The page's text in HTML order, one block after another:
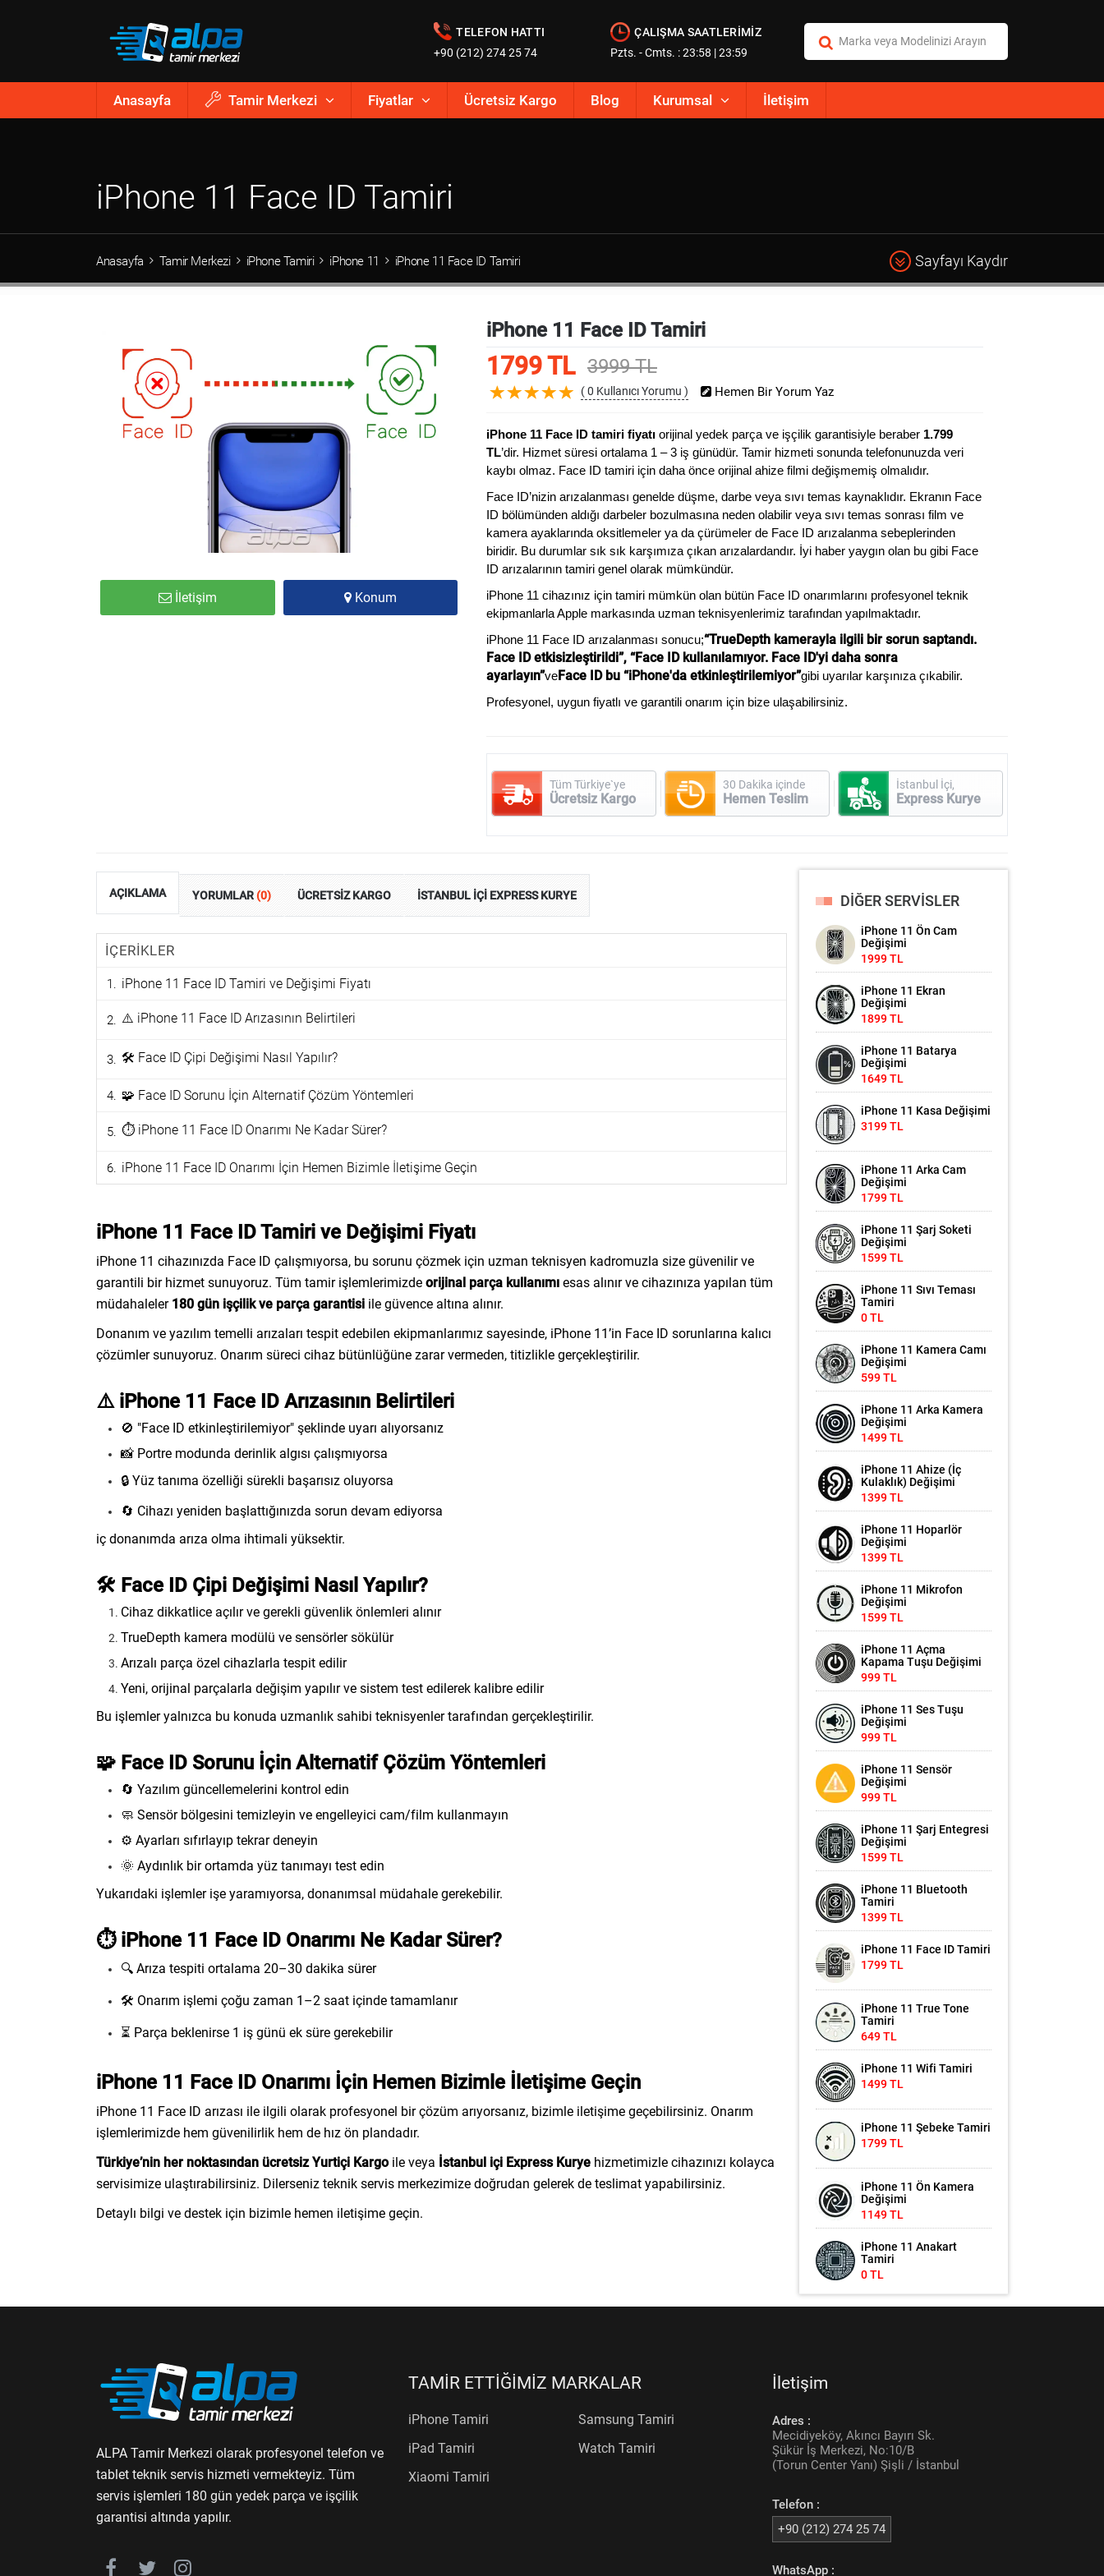
ÇALIŞMA SAATLERİMİZ
Pzts. - Cmts. : 23:58 | 23:59
TELEFON HATTI
+90 (212) 274 25 74
Anasayfa Tamir Merkezi Fiyatlar Ücretsiz Kargo Blog Kurumsal İletişim
iPhone 11 Face ID Tamiri
Anasayfa Tamir Merkezi iPhone Tamiri iPhone 11 iPhone 11 Face ID Tamiri Sayfayı Kaydır
İletişim Konum
iPhone 11 Face ID Tamiri
1799 TL 3999 TL
( 0 Kullanıcı Yorumu ) Hemen Bir Yorum Yaz
iPhone 11 Face ID tamiri fiyatı orijinal yedek parça ve işçilik garantisiyle beraber 1.799
TL’dir. Hizmet süresi ortalama 1 – 3 iş günüdür. Tamir hizmeti sonunda telefonunuzda veri
kaybı olmaz. Face ID tamiri için daha önce orijinal ahize filmi değişmemiş olmalıdır.
Face ID’nizin arızalanması genelde düşme, darbe veya sıvı temas kaynaklıdır. Ekranın Face
ID bölümünden aldığı darbeler bozulmasına neden olabilir veya sıvı temas sonrası film ve
kamera ayaklarında oksitlemeler ya da çürümeler de Face ID arızalanma sebeplerinden
biridir. Bu durumlar sık sık karşımıza çıkan arızalardandır. İyi haber yaygın olan bu gibi Face
ID arızalarının tamiri genel olarak mümkündür.
iPhone 11 cihazınız için tamiri mümkün olan bütün Face ID onarımlarını profesyonel teknik
ekipmanlarla Apple markasında uzman teknisyenlerimiz tarafından yapılmaktadır.
iPhone 11 Face ID arızalanması sonucu;“TrueDepth kamerayla ilgili bir sorun saptandı.
Face ID etkisizleştirildi”, “Face ID kullanılamıyor. Face ID'yi daha sonra
ayarlayın”veFace ID bu “iPhone'da etkinleştirilemiyor”gibi uyarılar karşınıza çıkabilir.
Profesyonel, uygun fiyatlı ve garantili onarım için bize ulaşabilirsiniz.
Tüm Türkiye`ye
Ücretsiz Kargo
30 Dakika içinde
Hemen Teslim
İstanbul İçi,
Express Kurye
AÇIKLAMA YORUMLAR(0) ÜCRETSİZ KARGO İSTANBUL İÇİ EXPRESS KURYE
İÇERİKLER
iPhone 11 Face ID Tamiri ve Değişimi Fiyatı
⚠️ iPhone 11 Face ID Arızasının Belirtileri
🛠️ Face ID Çipi Değişimi Nasıl Yapılır?
🧩 Face ID Sorunu İçin Alternatif Çözüm Yöntemleri
⏱️ iPhone 11 Face ID Onarımı Ne Kadar Sürer?
iPhone 11 Face ID Onarımı İçin Hemen Bizimle İletişime Geçin
iPhone 11 Face ID Tamiri ve Değişimi Fiyatı
iPhone 11 cihazınızda Face ID çalışmıyorsa, bu sorunu çözmek için uzman teknisyen kadromuzla size güvenilir ve
garantili bir hizmet sunuyoruz. Tüm tamir işlemlerimizde orijinal parça kullanımı esas alınır ve cihazınıza yapılan tüm
müdahaleler 180 gün işçilik ve parça garantisi ile güvence altına alınır.
Donanım ve yazılım temelli arızaları tespit edebilen ekipmanlarımız sayesinde, iPhone 11’in Face ID sorunlarına kalıcı
çözümler sunuyoruz. Onarım süreci cihaz bütünlüğüne zarar vermeden, titizlikle gerçekleştirilir.
⚠️ iPhone 11 Face ID Arızasının Belirtileri
🚫 "Face ID etkinleştirilemiyor" şeklinde uyarı alıyorsanız
📸 Portre modunda derinlik algısı çalışmıyorsa
🔒 Yüz tanıma özelliği sürekli başarısız oluyorsa
🔄 Cihazı yeniden başlattığınızda sorun devam ediyorsa
iç donanımda arıza olma ihtimali yüksektir.
🛠️ Face ID Çipi Değişimi Nasıl Yapılır?
Cihaz dikkatlice açılır ve gerekli güvenlik önlemleri alınır
TrueDepth kamera modülü ve sensörler sökülür
Arızalı parça özel cihazlarla tespit edilir
Yeni, orijinal parçalarla değişim yapılır ve sistem test edilerek kalibre edilir
Bu işlemler yalnızca bu konuda uzmanlık sahibi teknisyenler tarafından gerçekleştirilir.
🧩 Face ID Sorunu İçin Alternatif Çözüm Yöntemleri
🔄 Yazılım güncellemelerini kontrol edin
🧼 Sensör bölgesini temizleyin ve engelleyici cam/film kullanmayın
⚙️ Ayarları sıfırlayıp tekrar deneyin
🌞 Aydınlık bir ortamda yüz tanımayı test edin
Yukarıdaki işlemler işe yaramıyorsa, donanımsal müdahale gerekebilir.
⏱️ iPhone 11 Face ID Onarımı Ne Kadar Sürer?
🔍 Arıza tespiti ortalama 20–30 dakika sürer
🛠️ Onarım işlemi çoğu zaman 1–2 saat içinde tamamlanır
⏳ Parça beklenirse 1 iş günü ek süre gerekebilir
iPhone 11 Face ID Onarımı İçin Hemen Bizimle İletişime Geçin
iPhone 11 Face ID arızası ile ilgili olarak profesyonel bir çözüm arıyorsanız, bizimle iletişime geçebilirsiniz. Onarım
işlemlerimizde hem güvenilirlik hem de hız ön plandadır.
Türkiye’nin her noktasından ücretsiz Yurtiçi Kargoile veya İstanbul içi Express Kurye hizmetimizle cihazınızı kolayca
servisimize ulaştırabilirsiniz. Dilerseniz teknik servis merkezimize doğrudan gelerek de teslimat yapabilirsiniz.
Detaylı bilgi ve destek için bizimle hemen iletişime geçin.
DİĞER SERVİSLER
iPhone 11 Ön Cam
Değişimi
1999 TL
iPhone 11 Ekran
Değişimi
1899 TL
iPhone 11 Batarya
Değişimi
1649 TL
iPhone 11 Kasa Değişimi
3199 TL
iPhone 11 Arka Cam
Değişimi
1799 TL
iPhone 11 Şarj Soketi
Değişimi
1599 TL
iPhone 11 Sıvı Teması
Tamiri
0 TL
iPhone 11 Kamera Camı
Değişimi
599 TL
iPhone 11 Arka Kamera
Değişimi
1499 TL
iPhone 11 Ahize (İç
Kulaklık) Değişimi
1399 TL
iPhone 11 Hoparlör
Değişimi
1399 TL
iPhone 11 Mikrofon
Değişimi
1599 TL
iPhone 11 Açma
Kapama Tuşu Değişimi
999 TL
iPhone 11 Ses Tuşu
Değişimi
999 TL
iPhone 11 Sensör
Değişimi
999 TL
iPhone 11 Şarj Entegresi
Değişimi
1599 TL
iPhone 11 Bluetooth
Tamiri
1399 TL
iPhone 11 Face ID Tamiri
1799 TL
iPhone 11 True Tone
Tamiri
649 TL
iPhone 11 Wifi Tamiri
1499 TL
iPhone 11 Şebeke Tamiri
1799 TL
iPhone 11 Ön Kamera
Değişimi
1149 TL
iPhone 11 Anakart
Tamiri
0 TL
ALPA Tamir Merkezi olarak profesyonel telefon ve
tablet teknik servis hizmeti vermekteyiz. Tüm
servis işlemleri 180 gün yedek parça ve işçilik
garantisi altında yapılır.
TAMİR ETTİĞİMİZ MARKALAR
iPhone Tamiri
Samsung Tamiri
iPad Tamiri
Watch Tamiri
Xiaomi Tamiri
İletişim
Adres :
Mecidiyeköy, Akıncı Bayırı Sk.
Şükür İş Merkezi, No:10/B
(Torun Center Yanı) Şişli / İstanbul
Telefon :
+90 (212) 274 25 74
WhatsApp :